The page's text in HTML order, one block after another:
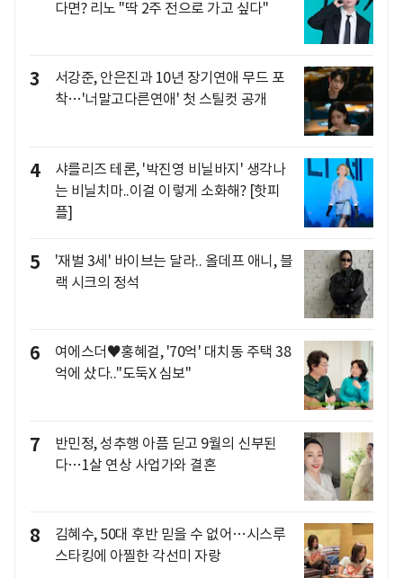
다면? 리노 "딱 2주 전으로 가고 싶다"
3
서강준, 안은진과 10년 장기연애 무드 포
착…'너말고다른연애' 첫 스틸컷 공개
4
샤를리즈 테론, '박진영 비닐바지' 생각나
는 비닐치마..이걸 이렇게 소화해? [핫피
플]
5
'재벌 3세' 바이브는 달라.. 올데프 애니, 블
랙 시크의 정석
6
여에스더♥홍혜걸, '70억' 대치동 주택 38
억에 샀다.."도둑X 심보"
7
반민정, 성추행 아픔 딛고 9월의 신부된
다…1살 연상 사업가와 결혼
8
김혜수, 50대 후반 믿을 수 없어…시스루
스타킹에 아찔한 각선미 자랑